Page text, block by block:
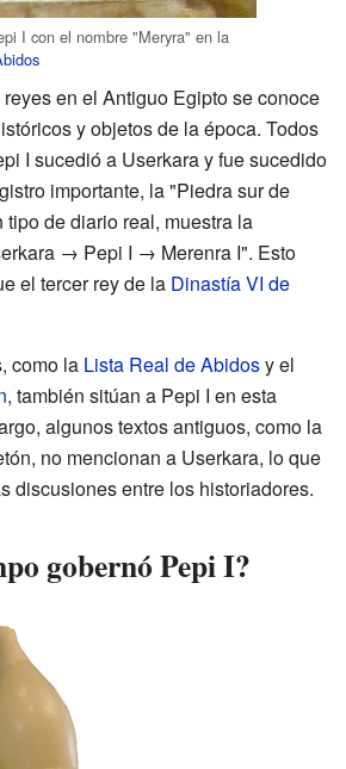
I con el nombre "Meryra" en la
en el Antiguo Egipto se conoce
y objetos de la época. Todos
I sucedió a Userkara y fue sucedido
importante, la "Piedra sur de
de diario real, muestra la
→ Pepi I → Merenra I". Esto
el tercer rey de la Dinastía VI de
como la Lista Real de Abidosy el
, también sitúan a Pepi I en esta
algunos textos antiguos, como la
no mencionan a Userkara, lo que
discusiones entre los historiadores.
gobernó Pepi I?